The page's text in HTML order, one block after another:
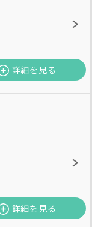
詳細を見る
詳細を見る